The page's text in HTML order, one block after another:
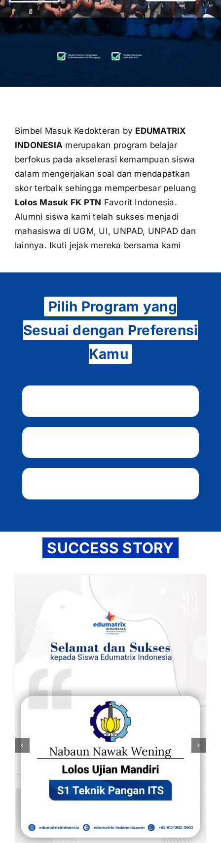
OUR PROGRAM
CONTACT US
Bimbel Masuk Kedokteran by EDUMATRIX
INDONESIA merupakan program belajar
berfokus pada akselerasi kemampuan siswa
dalam mengerjakan soal dan mendapatkan
skor terbaik sehingga memperbesar peluang
Lolos Masuk FK PTN Favorit Indonesia.
Alumni siswa kami telah sukses menjadi
mahasiswa di UGM, UI, UNPAD, UNPAD dan
lainnya. Ikuti jejak mereka bersama kami
Pilih Program yang
Sesuai dengan Preferensi
Kamu
SUCCESS STORY